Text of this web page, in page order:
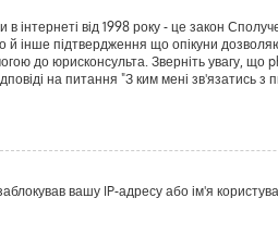
від 1998 року - це закон
інше підтвердження що опікуни
до юрисконсульта. Зверніть увагу, що
на питання "З ким мені зв'язатись
вашу IP-адресу або ім'я